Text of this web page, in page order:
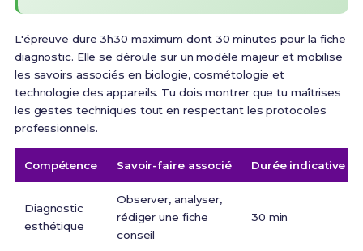
L'épreuve dure 3h30 maximum dont 30 minutes pour la fiche
diagnostic. Elle se déroule sur un modèle majeur et mobilise
les savoirs associés en biologie, cosmétologie et
technologie des appareils. Tu dois montrer que tu maîtrises
les gestes techniques tout en respectant les protocoles
professionnels.
Compétence Savoir-faire associé Durée indicative
Diagnostic
esthétique
Observer, analyser,
rédiger une fiche
conseil
30 min